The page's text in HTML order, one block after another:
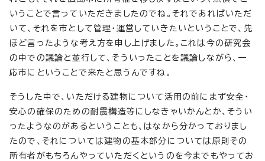
いうことで言っていただきましたのでね。それであればいただ
いて、それを市として管理・運営していきたいということで、先
ほど言ったような考え方を申し上げました。これは今の研究会
の中での議論と並行して、そういったことを議論しながら、一
応市にということで来たと思うんですね。
そうした中で、いただける建物について活用の前にまず安全・
安心の確保のための耐震構造等にしなきゃいかんとか、そうい
ったようなのがあるということも、はなから分かっておりまし
たので、それについては建物の基本部分については原則その
所有者がもちろんやっていただくというのを今までもやってお